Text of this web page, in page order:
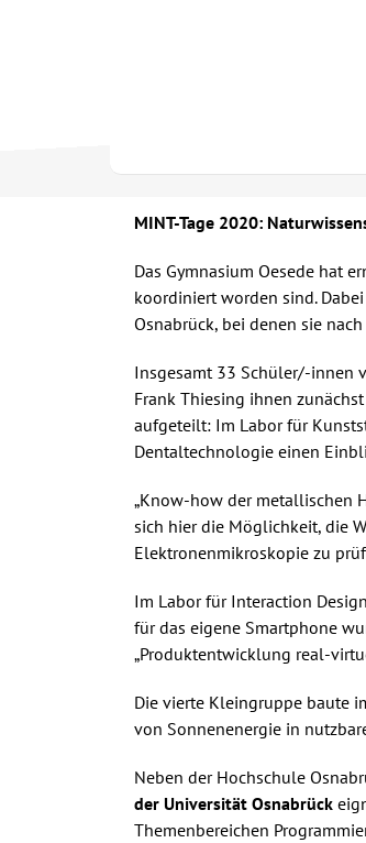
MINT-Tage 2020:
Das Gymnasium Oesede hat
koordiniert worden sind.
Osnabrück, bei denen sie
Insgesamt 33 Schüler/-innen
Frank Thiesing ihnen
aufgeteilt: Im Labor für
Dentaltechnologie einen
„Know-how der metallischen
sich hier die Möglichkeit, die
Elektronenmikroskopie zu
Im Labor für Interaction
für das eigene Smartphone
„Produktentwicklung real-
Die vierte Kleingruppe baute
von Sonnenenergie in
Neben der Hochschule
der Universität Osnabrück
Themenbereichen